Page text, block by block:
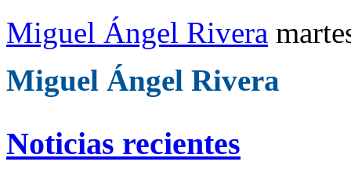
Miguel Ángel Rivera
Miguel Ángel Rivera
Noticias recientes